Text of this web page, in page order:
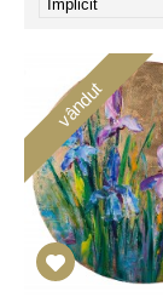
vândut